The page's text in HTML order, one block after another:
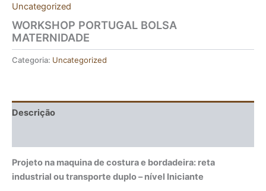
Uncategorized
WORKSHOP PORTUGAL BOLSA
MATERNIDADE
Categoria: Uncategorized
Descrição
Projeto na maquina de costura e bordadeira: reta
industrial ou transporte duplo – nível Iniciante